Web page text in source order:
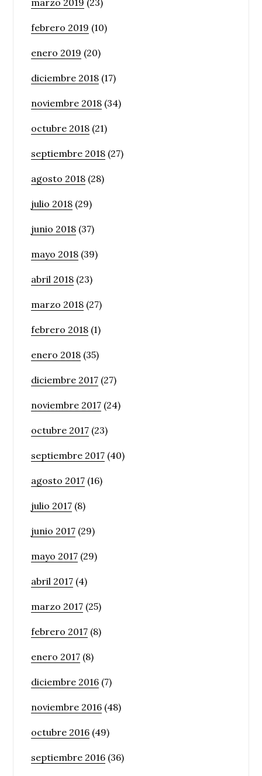
marzo 2019 (23)
febrero 2019 (10)
enero 2019 (20)
diciembre 2018 (17)
noviembre 2018 (34)
octubre 2018 (21)
septiembre 2018 (27)
agosto 2018 (28)
julio 2018 (29)
junio 2018 (37)
mayo 2018 (39)
abril 2018 (23)
marzo 2018 (27)
febrero 2018 (1)
enero 2018 (35)
diciembre 2017 (27)
noviembre 2017 (24)
octubre 2017 (23)
septiembre 2017 (40)
agosto 2017 (16)
julio 2017 (8)
junio 2017 (29)
mayo 2017 (29)
abril 2017 (4)
marzo 2017 (25)
febrero 2017 (8)
enero 2017 (8)
diciembre 2016 (7)
noviembre 2016 (48)
octubre 2016 (49)
septiembre 2016 (36)